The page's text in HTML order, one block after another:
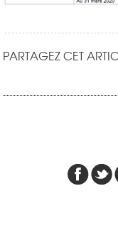
PARTAGEZ CET